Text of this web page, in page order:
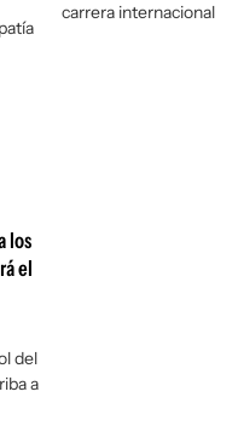
carrera internacional
los
el
del
a